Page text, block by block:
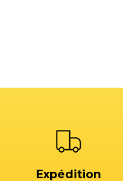
Expédition